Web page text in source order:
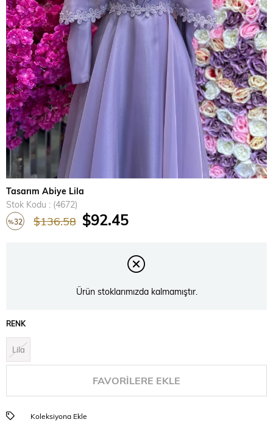
Tasarım Abiye Lila
Stok Kodu
(4672)
%32 $136.58 $92.45
Ürün stoklarımızda kalmamıştır.
RENK
Lila
FAVORILERE EKLE
Koleksiyona Ekle